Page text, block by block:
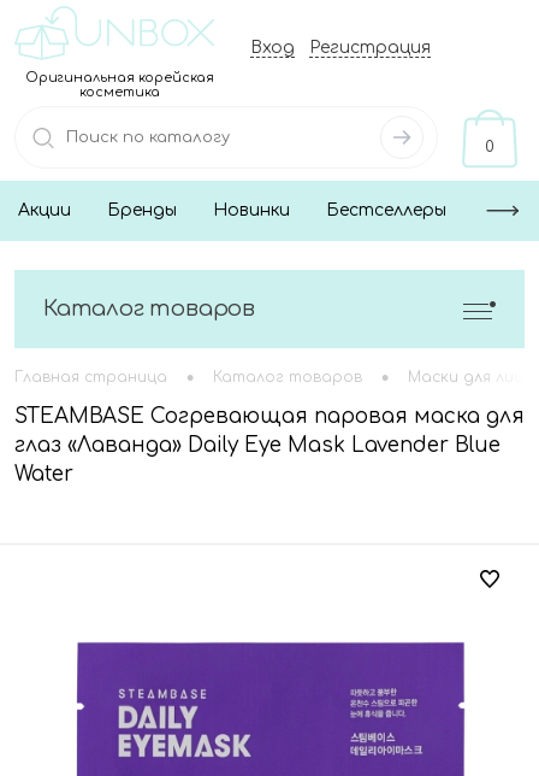
Оригинальная корейская
косметика
Вход Регистрация
0
Акции Бренды Новинки Бестселлеры
Каталог товаров
Главная страница • Каталог товаров • Маски для лица
STEAMBASE Согревающая паровая маска для
глаз «Лаванда» Daily Eye Mask Lavender Blue
Water